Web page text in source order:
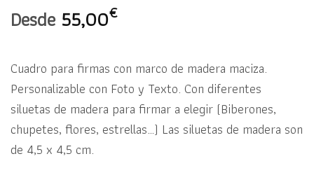
Desde 55,00€
Cuadro para firmas con marco de madera maciza.
Personalizable con Foto y Texto. Con diferentes
siluetas de madera para firmar a elegir (Biberones,
chupetes, flores, estrellas…) Las siluetas de madera son
de 4,5 x 4,5 cm.